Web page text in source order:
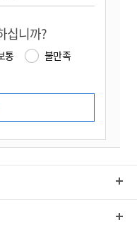
십니까?
통
불만족